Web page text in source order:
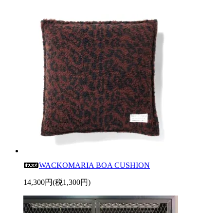
WACKOMARIA BOA CUSHION
14,300円(税1,300円)